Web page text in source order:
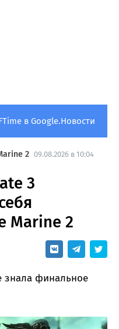
в Google.Новости
2 09.08.2026 в 10:04
3
Marine 2
знала финальное